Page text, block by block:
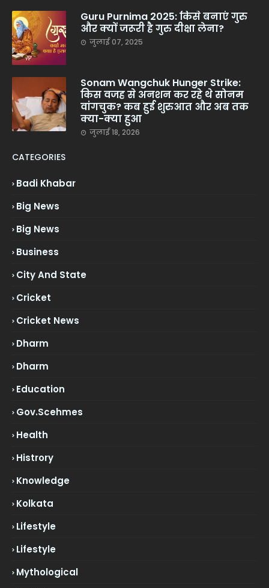
Guru Purnima 2025: किसे बनाएं गुरु
और क्यों जरूरी है गुरु दीक्षा लेना?
जुलाई 07, 2025
Sonam Wangchuk Hunger Strike:
किस वजह से अनशन कर रहे थे सोनम
वांगचुक? कब हुई शुरुआत और अब तक
क्या-क्या हुआ
जुलाई 18, 2026
CATEGORIES
Badi Khabar
Big News
Big News
Business
City And State
Cricket
Cricket News
Dharm
Dharm
Education
Gov.scehmes
Health
Histrory
Knowledge
Kolkata
Lifestyle
Lifestyle
Mythological